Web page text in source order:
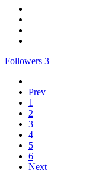
Followers 3
Prev
1
2
3
4
5
6
Next